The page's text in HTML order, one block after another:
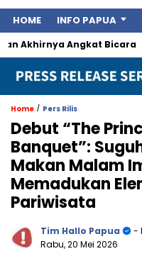
HOME INFO PAPUA
Akhirnya Angkat Bicara
Home / Pers Rilis
Debut “The
Banquet”:
Makan Malam
Memadukan
Pariwisata
Tim Hallo Papua
-
Rabu, 20 Mei 2026